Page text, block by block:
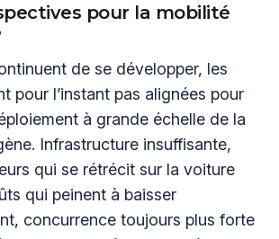
pour la mobilité
de se développer, les
pour l’instant pas alignées pour
à grande échelle de la
Infrastructure insuffisante,
qui se rétrécit sur la voiture
qui peinent à baisser
concurrence toujours plus forte